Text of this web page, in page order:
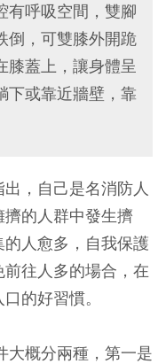
有呼吸空間，雙腳
倒，可雙膝外開跪
膝蓋上，讓身體呈
下或靠近牆壁，靠
出，自己是名消防人
的人群中發生擠
人愈多，自我保護
往人多的場合，在
的好習慣。
大概分兩種，第一是